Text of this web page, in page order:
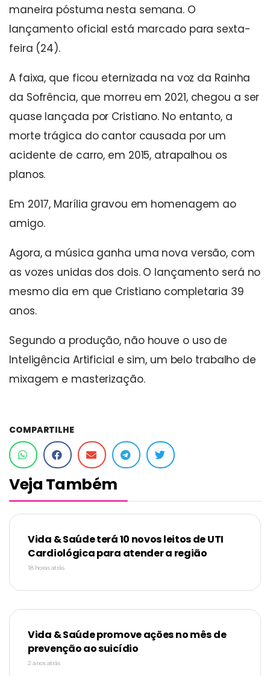
maneira póstuma nesta semana. O
lançamento oficial está marcado para sexta-
feira (24).
A faixa, que ficou eternizada na voz da Rainha
da Sofrência, que morreu em 2021, chegou a ser
quase lançada por Cristiano. No entanto, a
morte trágica do cantor causada por um
acidente de carro, em 2015, atrapalhou os
planos.
Em 2017, Marília gravou em homenagem ao
amigo.
Agora, a música ganha uma nova versão, com
as vozes unidas dos dois. O lançamento será no
mesmo dia em que Cristiano completaria 39
anos.
Segundo a produção, não houve o uso de
Inteligência Artificial e sim, um belo trabalho de
mixagem e masterização.
COMPARTILHE
Veja Também
Vida & Saúde terá 10 novos leitos de UTI
Cardiológica para atender a região
18 horas atrás
Vida & Saúde promove ações no mês de
prevenção ao suicídio
2 anos atrás